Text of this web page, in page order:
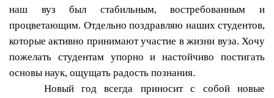
наш вуз был стабильным, востребованным и
процветающим. Отдельно поздравляю наших студентов,
которые активно принимают участие в жизни вуза. Хочу
пожелать студентам упорно и настойчиво постигать
основы наук, ощущать радость познания.
Новый год всегда приносит с собой новые